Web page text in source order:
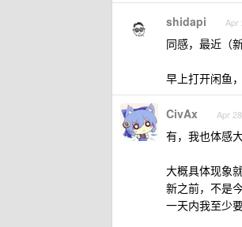
shidapi Apr
同感，最近（
早上打开闲鱼
CivAx Apr
有，我也体感
大概具体现象
新之前，不是
一天内我至少